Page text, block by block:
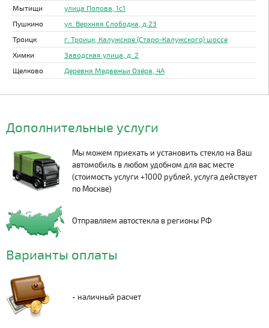
Мытищи
улица Попова, 1с1
Пушкино
ул. Верхняя Слободка, д.23
Троицк
г. Троицк, Калужское (Старо-Калужского) шоссе
Химки
Заводская улица, д. 2
Щелково
Деревня Медвежьи Озёра, 4А
Дополнительные услуги
Мы можем приехать и установить стекло на Ваш
автомобиль в любом удобном для вас месте
(стоимость услуги +1000 рублей, услуга действует
по Москве)
Отправляем автостекла в регионы РФ
Варианты оплаты
- наличный расчет